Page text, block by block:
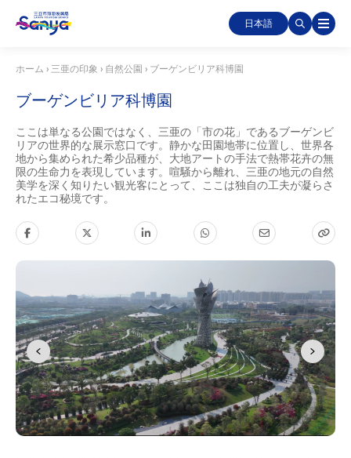
日本語
ホーム › 三亜の印象 › 自然公園 › ブーゲンビリア科博園
ブーゲンビリア科博園
ここは単なる公園ではなく、三亜の「市の花」であるブーゲンビ
リアの世界的な展示窓口です。静かな田園地帯に位置し、世界各
地から集められた希少品種が、大地アートの手法で熱帯花卉の無
限の生命力を表現しています。喧騒から離れ、三亜の地元の自然
美学を深く知りたい観光客にとって、ここは独自の工夫が凝らさ
れたエコ秘境です。